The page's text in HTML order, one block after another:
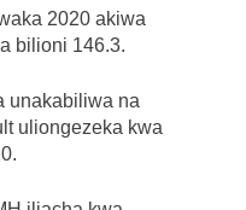
2020 akiwa
bilioni 146.3.
unakabiliwa na
uliongezeka kwa